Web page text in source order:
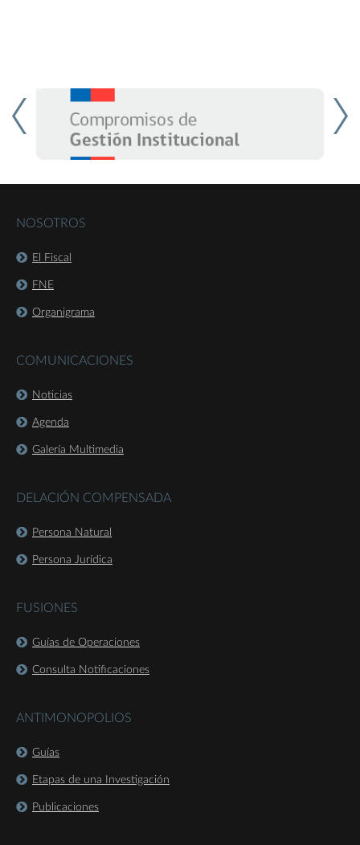
NOSOTROS
El Fiscal
FNE
Organigrama
COMUNICACIONES
Noticias
Agenda
Galería Multimedia
DELACIÓN COMPENSADA
Persona Natural
Persona Jurídica
FUSIONES
Guías de Operaciones
Consulta Notificaciones
ANTIMONOPOLIOS
Guías
Etapas de una Investigación
Publicaciones